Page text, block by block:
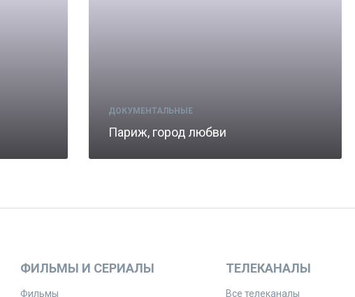
ДОКУМЕНТАЛЬНЫЕ
Париж, город любви
ФИЛЬМЫ И СЕРИАЛЫ
Фильмы
ТЕЛЕКАНАЛЫ
Все телеканалы